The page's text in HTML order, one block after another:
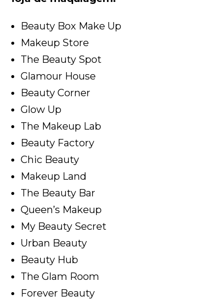
Beauty Box Make Up
Makeup Store
The Beauty Spot
Glamour House
Beauty Corner
Glow Up
The Makeup Lab
Beauty Factory
Chic Beauty
Makeup Land
The Beauty Bar
Queen’s Makeup
My Beauty Secret
Urban Beauty
Beauty Hub
The Glam Room
Forever Beauty